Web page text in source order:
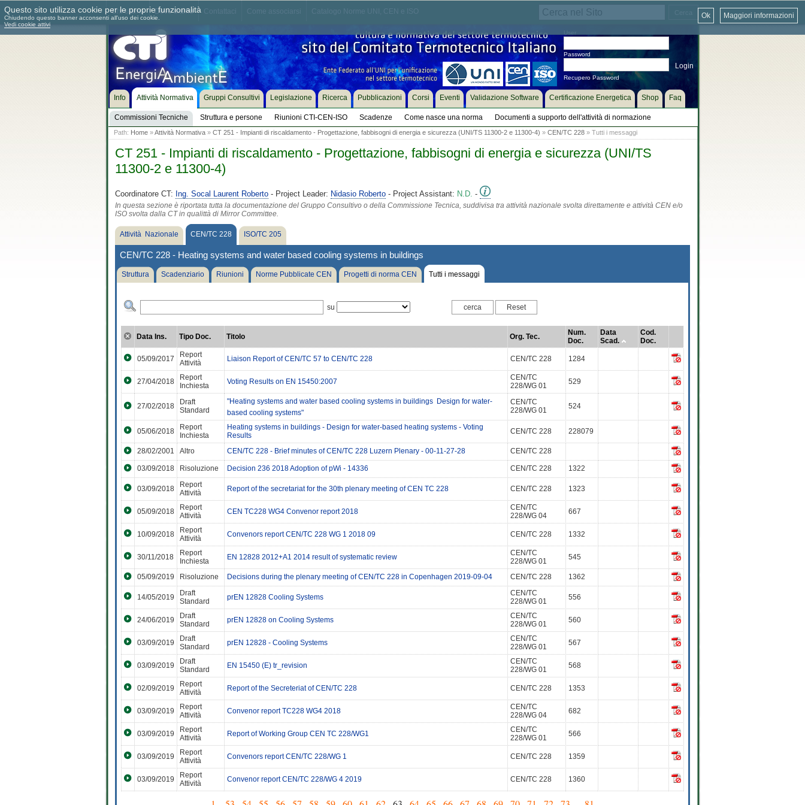
Chi siamo Dove siamo
Password
Recupero Password
Info Attività Normativa
Commissioni Tecniche Struttura e persone Riunioni CTI-CEN-ISO Scadenze Come nasce una norma Documenti a supporto dell'attività di normazione
Gruppi Consultivi Legislazione Ricerca Pubblicazioni Corsi Eventi Validazione Software Certificazione Energetica Shop Faq
Path: Home»Attività Normativa» CT 251 - Impianti di riscaldamento - Progettazione, fabbisogni di energia e sicurezza (UNI/TS 11300-2 e 11300-4) » CEN/TC 228» Tutti i messaggi
CT 251 - Impianti di riscaldamento - Progettazione, fabbisogni di energia e sicurezza (UNI/TS
11300-2 e 11300-4)
Coordinatore CT: Ing. Socal Laurent Roberto- Project Leader: Nidasio Roberto- Project Assistant: N.D. -
In questa sezione è riportata tutta la documentazione del Gruppo Consultivo o della Commissione Tecnica, suddivisa tra attività nazionale svolta direttamente e attività CEN e/o
ISO svolta dalla CT in qualittà di Mirror Committee.
Attività Nazionale CEN/TC 228 ISO/TC 205
CEN/TC 228 - Heating systems and water based cooling systems in buildings
Struttura Scadenziario Riunioni Norme Pubblicate CEN Progetti di norma CEN Tutti i messaggi
su
Data Ins. Tipo Doc. Titolo Org. Tec.
Num.
Doc.
Data
Scad.
Cod.
Doc.
05/09/2017
Report
Attività
Liaison Report of CEN/TC 57 to CEN/TC 228 CEN/TC 228 1284
27/04/2018
Report
Inchiesta
Voting Results on EN 15450:2007
CEN/TC
228/WG 01
529
27/02/2018
Draft
Standard
"Heating systems and water based cooling systems in buildings  Design for water-
based cooling systems"
CEN/TC
228/WG 01
524
05/06/2018
Report
Inchiesta
Heating systems in buildings - Design for water-based heating systems - Voting
Results
CEN/TC 228 228079
28/02/2001 Altro CEN/TC 228 - Brief minutes of CEN/TC 228 Luzern Plenary - 00-11-27-28 CEN/TC 228
03/09/2018 Risoluzione Decision 236 2018 Adoption of pWi - 14336 CEN/TC 228 1322
03/09/2018
Report
Attività
Report of the secretariat for the 30th plenary meeting of CEN TC 228 CEN/TC 228 1323
05/09/2018
Report
Attività
CEN TC228 WG4 Convenor report 2018
CEN/TC
228/WG 04
667
10/09/2018
Report
Attività
Convenors report CEN/TC 228 WG 1 2018 09 CEN/TC 228 1332
30/11/2018
Report
Inchiesta
EN 12828 2012+A1 2014 result of systematic review
CEN/TC
228/WG 01
545
05/09/2019 Risoluzione Decisions during the plenary meeting of CEN/TC 228 in Copenhagen 2019-09-04 CEN/TC 228 1362
14/05/2019
Draft
Standard
prEN 12828 Cooling Systems
CEN/TC
228/WG 01
556
24/06/2019
Draft
Standard
prEN 12828 on Cooling Systems
CEN/TC
228/WG 01
560
03/09/2019
Draft
Standard
prEN 12828 - Cooling Systems
CEN/TC
228/WG 01
567
03/09/2019
Draft
Standard
EN 15450 (E) tr_revision
CEN/TC
228/WG 01
568
02/09/2019
Report
Attività
Report of the Secreteriat of CEN/TC 228 CEN/TC 228 1353
03/09/2019
Report
Attività
Convenor report TC228 WG4 2018
CEN/TC
228/WG 04
682
03/09/2019
Report
Attività
Report of Working Group CEN TC 228/WG1
CEN/TC
228/WG 01
566
03/09/2019
Report
Attività
Convenors report CEN/TC 228/WG 1 CEN/TC 228 1359
03/09/2019
Report
Attività
Convenor report CEN/TC 228/WG 4 2019 CEN/TC 228 1360
Questo sito utilizza cookie per le proprie funzionalità
Chiudendo questo banner acconsenti all'uso dei cookie.
Vedi cookie attivi
Maggiori informazioni
Ok